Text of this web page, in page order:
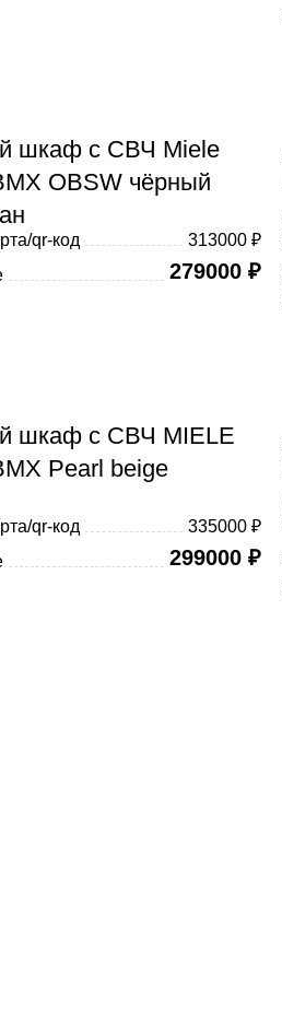
шкаф с СВЧ Miele
OBSW чёрный
qr-код
313000 ₽
279000 ₽
шкаф с СВЧ MIELE
Pearl beige
qr-код
335000 ₽
299000 ₽